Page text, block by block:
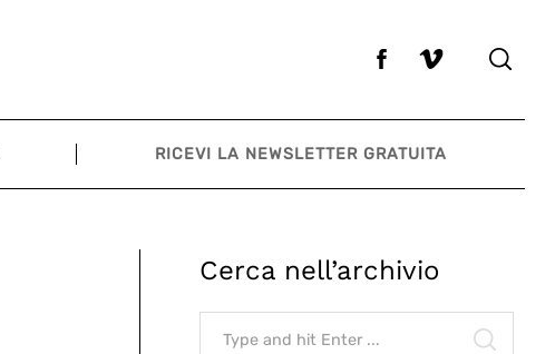
RICEVI LA NEWSLETTER GRATUITA
Cerca nell’archivio
Search
for: